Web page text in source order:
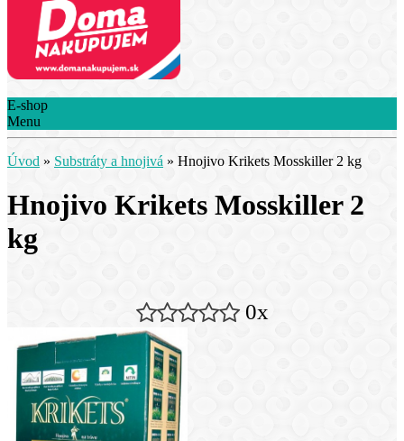
E-shop
Menu
Úvod » Substráty a hnojivá » Hnojivo Krikets Mosskiller 2 kg
Hnojivo Krikets Mosskiller 2
kg
0x